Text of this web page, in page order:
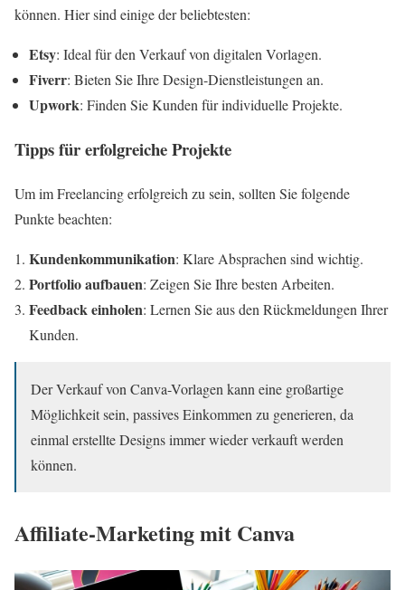
können. Hier sind einige der beliebtesten:
Etsy: Ideal für den Verkauf von digitalen Vorlagen.
Fiverr: Bieten Sie Ihre Design-Dienstleistungen an.
Upwork: Finden Sie Kunden für individuelle Projekte.
Tipps für erfolgreiche Projekte
Um im Freelancing erfolgreich zu sein, sollten Sie folgende
Punkte beachten:
Kundenkommunikation: Klare Absprachen sind wichtig.
Portfolio aufbauen: Zeigen Sie Ihre besten Arbeiten.
Feedback einholen: Lernen Sie aus den Rückmeldungen Ihrer
Kunden.
Der Verkauf von Canva-Vorlagen kann eine großartige
Möglichkeit sein, passives Einkommen zu generieren, da
einmal erstellte Designs immer wieder verkauft werden
können.
Affiliate-Marketing mit Canva